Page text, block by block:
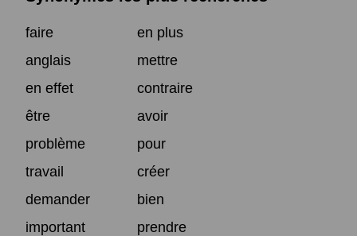
faire
en plus
anglais
mettre
en effet
contraire
être
avoir
problème
pour
travail
créer
demander
bien
important
prendre